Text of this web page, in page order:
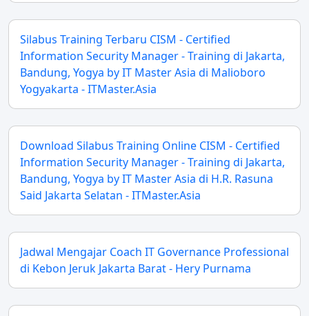
Silabus Training Terbaru CISM - Certified
Information Security Manager - Training di Jakarta,
Bandung, Yogya by IT Master Asia di Malioboro
Yogyakarta - ITMaster.Asia
Download Silabus Training Online CISM - Certified
Information Security Manager - Training di Jakarta,
Bandung, Yogya by IT Master Asia di H.R. Rasuna
Said Jakarta Selatan - ITMaster.Asia
Jadwal Mengajar Coach IT Governance Professional
di Kebon Jeruk Jakarta Barat - Hery Purnama